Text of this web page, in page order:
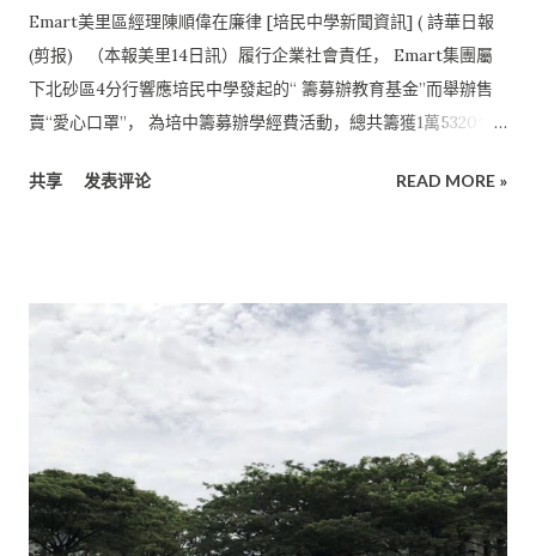
立慧需要及時調整自己的心態， 以免一直在原地轉圈，這是毫無
意義的。 作為大學新生的曾立慧，因為疫情的緣故， 目前是以線
上的方式學習。她也有第一次線上學習的機會。 雖然無法去到校
園學習，讓她感到可惜。不過， 她一直以來都在堅守著：“調整
一樣的上課模式來提升自己。 “在出發前，先整理自己的思緒，
Emart美里區經理陳順偉在廉律 [培民中學新聞資訊] ( 詩華日報
(剪报) （本報美里14日訊）履行企業社會責任， Emart集團屬
下北砂區4分行響應培民中學發起的“ 籌募辦教育基金”而舉辦售
賣“愛心口罩”， 為培中籌募辦學經費活動，總共籌獲1萬5320令
民都魯，為回饋顧客，每盒口罩只售6令吉99仙， 且不限購數
感謝Emart集團和新旺國際貿易責任有限公司協助培中籌 募辦學
經費，給予學校大力支持。
共享 发表评论 READ MORE »